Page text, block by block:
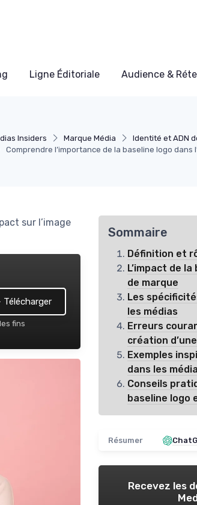
Ligne Éditoriale Audience &
Insiders Marque Média
Identité et ADN
Comprendre l’importance de la baseline logo dans
sur l’image
fins
Sommaire
Définition et
L’impact de
de marque
Les
les médias
Erreurs
création
Exemples
dans les
Conseils
baseline logo
Résumer
Recevez les